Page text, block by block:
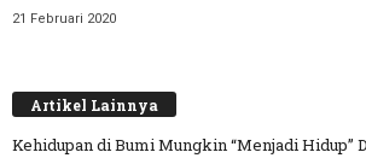
21 Februari 2020
Artikel Lainnya
Kehidupan di Bumi Mungkin “Menjadi Hidup”